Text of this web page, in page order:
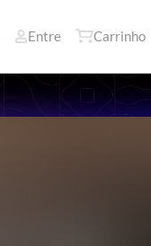
Entre Carrinho